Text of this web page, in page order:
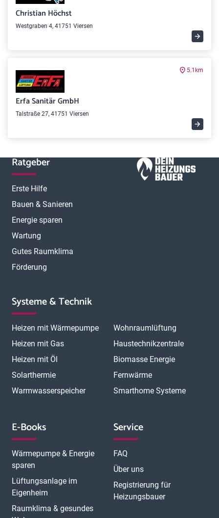
Christian Höchst
Westgraben 4, 41751 Viersen
5.1km
Erfa Sanitär GmbH
Talstraße 27, 41751 Viersen
Ratgeber
Erste Hilfe
Bauen & Sanieren
Energie sparen
Wartung
Gutes Raumklima
Förderung
Systeme & Technik
Heizen mit Wärmepumpe
Heizen mit Gas
Heizen mit Öl
Solarthermie
Warmwasserspeicher
Wohnraumlüftung
Haustechnikzentrale
Biomasse Energie
Fernwärme
Smarthome Systeme
E-Books
Wärmepumpe & Energie
sparen
Lüftungsanlage im
Eigenheim
Raumklima & gesundes
Service
FAQ
Über uns
Registrierung für
Heizungsbauer